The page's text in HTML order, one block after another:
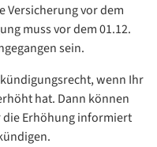
Versicherung vor dem
muss vor dem 01.12.
sein.
wenn Ihr
hat. Dann können
die Erhöhung informiert